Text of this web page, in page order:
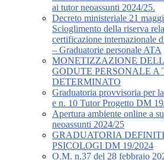
ai tutor neoassunti 2024/25.
Decreto ministeriale 21
Scioglimento della riserva
certificazione internazionale
– Graduatorie personale ATA
MONETIZZAZIONE
GODUTE PERSONALE A
DETERMINATO
Graduatoria provvisoria per
e n. 10 Tutor Progetto DM
Apertura ambiente online a
neoassunti 2024/25
GRADUATORIA
PSICOLOGI DM 19/2024
O.M. n.37 del 28 febbraio